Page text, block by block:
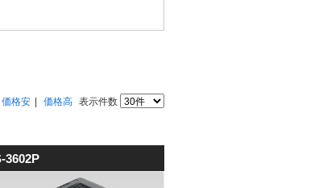
価格安 価格高 表示件数
3602P